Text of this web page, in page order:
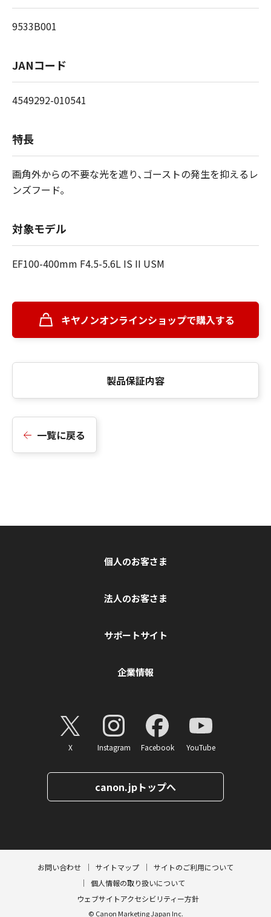
9533B001
JANコード
4549292-010541
特長
画角外からの不要な光を遮り､ゴーストの発生を抑えるレ
ンズフード｡
対象モデル
EF100-400mm F4.5-5.6L IS II USM
キヤノンオンラインショップで購入する
製品保証内容
一覧に戻る
個人のお客さま
法人のお客さま
サポートサイト
企業情報
X Instagram Facebook YouTube
canon.jpトップへ
お問い合わせ サイトマップ
サイトのご利用について
個人情報の取り扱いについて
ウェブサイトアクセシビリティー方針
© Canon Marketing Japan Inc.